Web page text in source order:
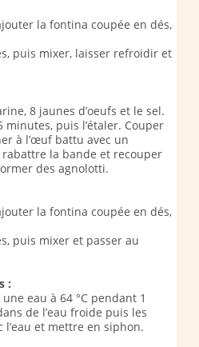
la fontina coupée en dés,
puis mixer, laisser refroidir et
8 jaunes d’oeufs et le sel.
minutes, puis l’étaler. Couper
à l’œuf battu avec un
la bande et recouper
des agnolotti.
la fontina coupée en dés,
puis mixer et passer au
:
eau à 64 °C pendant 1
de l’eau froide puis les
l’eau et mettre en siphon.